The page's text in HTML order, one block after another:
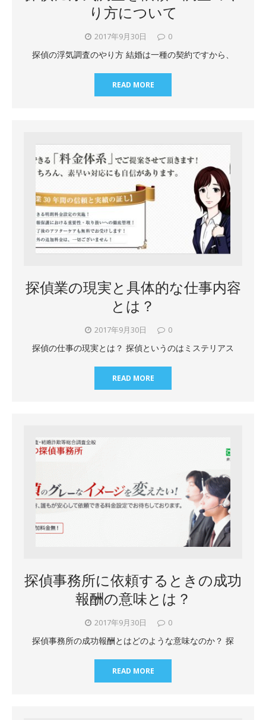
り方について
2017年9月30日 0
探偵の浮気調査のやり方 結婚は一種の契約ですから、
READ MORE
探偵業の現実と具体的な仕事内容
とは？
2017年9月30日 0
探偵の仕事の現実とは？ 探偵というのはミステリアス
READ MORE
探偵事務所に依頼するときの成功
報酬の意味とは？
2017年9月30日 0
探偵事務所の成功報酬とはどのような意味なのか？ 探
READ MORE